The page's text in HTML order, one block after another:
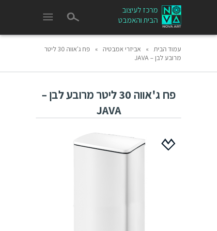
מרכז לעיצוב
הבית והאמבט
עמוד הבית » אביזרי אמבטיה »
פח ג'אווה 30 ליטר
מרובע לבן – JAVA
פח ג'אווה 30 ליטר מרובע לבן –
JAVA